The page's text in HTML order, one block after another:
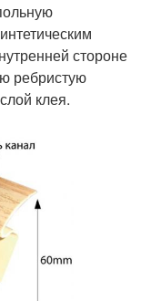
стороне
ребристую
клея.